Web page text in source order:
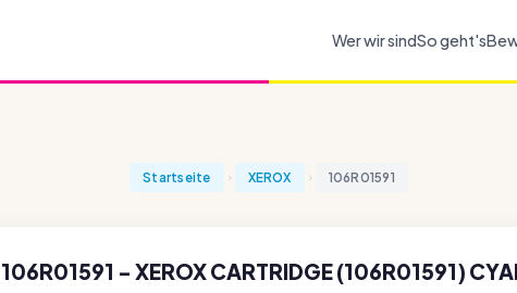
Wer wir sindSo geht's
Startseite XEROX 106R01591
106R01591 - XEROX CARTRIDGE (106R01591)